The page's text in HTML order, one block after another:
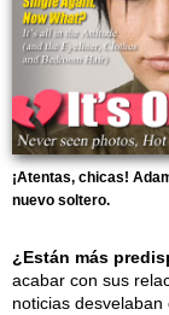
¡Atentas, chicas!
nuevo soltero.
¿Están más
acabar con sus
noticias desvelaban